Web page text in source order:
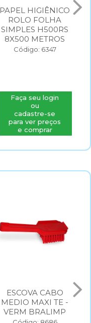
PAPEL HIGIÊNICO
ROLO FOLHA
SIMPLES H500RS
8X500 METROS
Código: 6347
Faça seu login
ou
cadastre-se
para ver preços
e comprar
ESCOVA CABO
MEDIO MAXI TE -
VERM BRALIMP